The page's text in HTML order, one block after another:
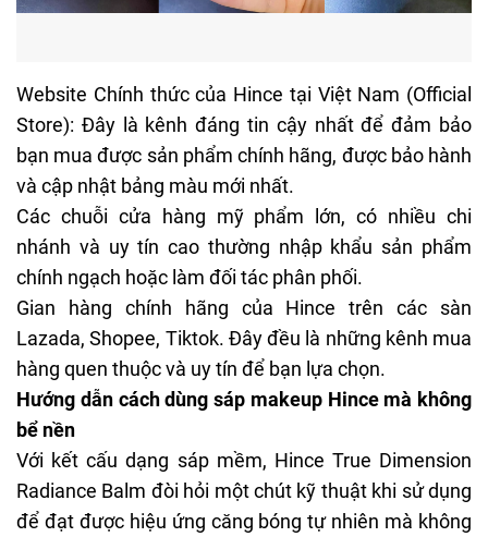
Website Chính thức của Hince tại Việt Nam (Official
Store): Đây là kênh đáng tin cậy nhất để đảm bảo
bạn mua được sản phẩm chính hãng, được bảo hành
và cập nhật bảng màu mới nhất.
Các chuỗi cửa hàng mỹ phẩm lớn, có nhiều chi
nhánh và uy tín cao thường nhập khẩu sản phẩm
chính ngạch hoặc làm đối tác phân phối.
Gian hàng chính hãng của Hince trên các sàn
Lazada, Shopee, Tiktok. Đây đều là những kênh mua
hàng quen thuộc và uy tín để bạn lựa chọn.
Hướng dẫn cách dùng sáp makeup Hince mà không
bể nền
Với kết cấu dạng sáp mềm, Hince True Dimension
Radiance Balm đòi hỏi một chút kỹ thuật khi sử dụng
để đạt được hiệu ứng căng bóng tự nhiên mà không